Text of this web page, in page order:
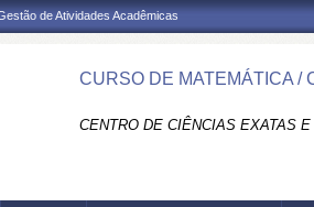
de Atividades Acadêmicas
CURSO DE MATEMÁTICA /
CENTRO DE CIÊNCIAS EXATAS